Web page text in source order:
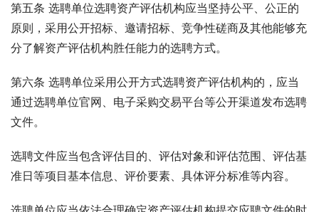
第五条 选聘单位选聘资产评估机构应当坚持公平、公正的
原则，采用公开招标、邀请招标、竞争性磋商及其他能够充
分了解资产评估机构胜任能力的选聘方式。
第六条 选聘单位采用公开方式选聘资产评估机构的，应当
通过选聘单位官网、电子采购交易平台等公开渠道发布选聘
文件。
选聘文件应当包含评估目的、评估对象和评估范围、评估基
准日等项目基本信息、评价要素、具体评分标准等内容。